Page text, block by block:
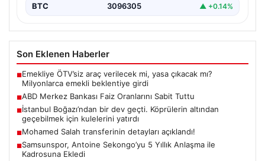
BTC 3096305 ▲ +0.14%
Son Eklenen Haberler
■Emekliye ÖTV’siz araç verilecek mi, yasa çıkacak mı?
Milyonlarca emekli beklentiye girdi
■ABD Merkez Bankası Faiz Oranlarını Sabit Tuttu
■İstanbul Boğazı’ndan bir dev geçti. Köprülerin altından
geçebilmek için kulelerini yatırdı
■Mohamed Salah transferinin detayları açıklandı!
■Samsunspor, Antoine Sekongo’yu 5 Yıllık Anlaşma ile
Kadrosuna Ekledi